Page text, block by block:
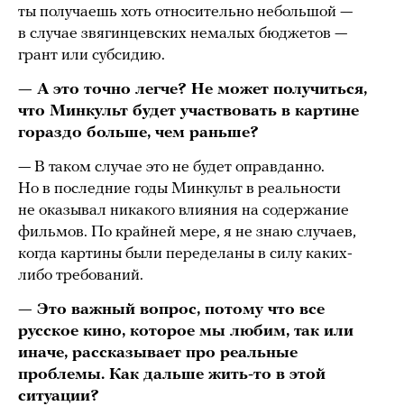
ты получаешь хоть относительно небольшой —
в случае звягинцевских немалых бюджетов —
грант или субсидию.
— А это точно легче? Не может получиться,
что Минкульт будет участвовать в картине
гораздо больше, чем раньше?
— В таком случае это не будет оправданно.
Но в последние годы Минкульт в реальности
не оказывал никакого влияния на содержание
фильмов. По крайней мере, я не знаю случаев,
когда картины были переделаны в силу каких-
либо требований.
— Это важный вопрос, потому что все
русское кино, которое мы любим, так или
иначе, рассказывает про реальные
проблемы. Как дальше жить-то в этой
ситуации?